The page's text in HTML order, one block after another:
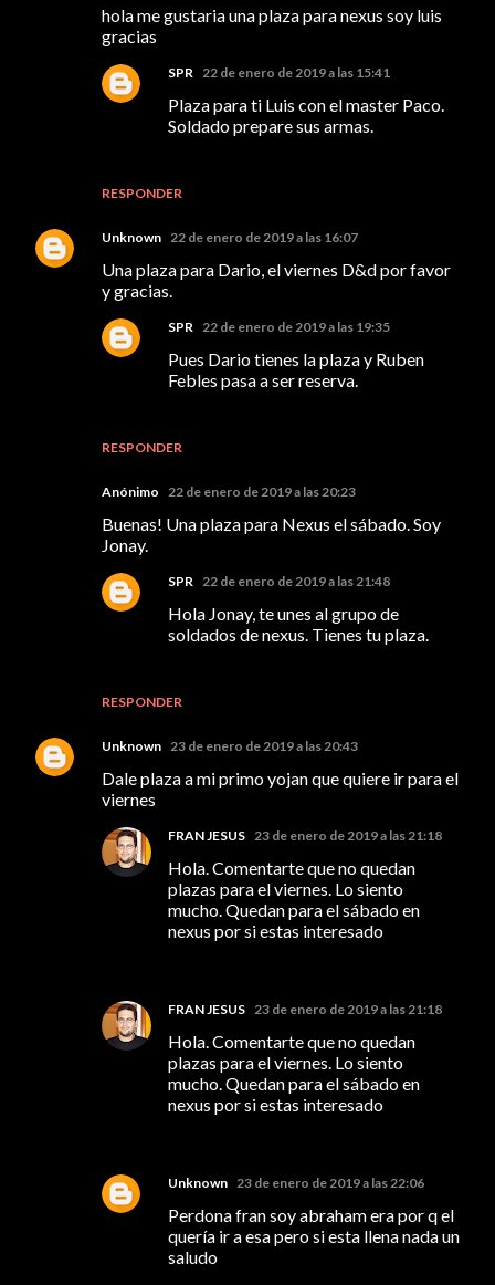
hola me gustaria una plaza para nexus soy luis
gracias
RESPONDER
SPR 22 de enero de 2019 a las 15:41
Plaza para ti Luis con el master Paco.
Soldado prepare sus armas.
Unknown 22 de enero de 2019 a las 16:07
Una plaza para Dario, el viernes D&d por favor
y gracias.
RESPONDER
SPR 22 de enero de 2019 a las 19:35
Pues Dario tienes la plaza y Ruben
Febles pasa a ser reserva.
Anónimo 22 de enero de 2019 a las 20:23
Buenas! Una plaza para Nexus el sábado. Soy
Jonay.
RESPONDER
SPR 22 de enero de 2019 a las 21:48
Hola Jonay, te unes al grupo de
soldados de nexus. Tienes tu plaza.
Unknown 23 de enero de 2019 a las 20:43
Dale plaza a mi primo yojan que quiere ir para el
viernes
FRAN JESUS 23 de enero de 2019 a las 21:18
Hola. Comentarte que no quedan
plazas para el viernes. Lo siento
mucho. Quedan para el sábado en
nexus por si estas interesado
FRAN JESUS 23 de enero de 2019 a las 21:18
Hola. Comentarte que no quedan
plazas para el viernes. Lo siento
mucho. Quedan para el sábado en
nexus por si estas interesado
Unknown 23 de enero de 2019 a las 22:06
Perdona fran soy abraham era por q el
quería ir a esa pero si esta llena nada un
saludo